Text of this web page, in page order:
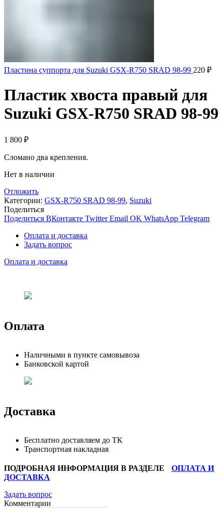
Пластина суппорта для Suzuki GSX-R750 SRAD 98-99 220 ₽
Пластик хвоста правый для
Suzuki GSX-R750 SRAD 98-99
1 800 ₽
Сломано два крепления.
Нет в наличии
Отложить
Категории: GSX-R750 SRAD 98-99, Suzuki
Поделиться
Поделиться ВКонтакте Twitter Email OK WhatsApp Telegram
Оплата и доставка
Задать вопрос
Оплата и доставка
Оплата
Наличными в пункте самовывоза
Банковской картой
Доставка
Бесплатно доставляем до ТК
Транспортная накладная
ПОДРОБНАЯ ИНФОРМАЦИЯ В РАЗДЕЛЕ
ОПЛАТА И
ДОСТАВКА
Задать вопрос
Комментарии